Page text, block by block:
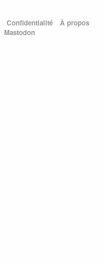
Confidentialité
À propos
Mastodon